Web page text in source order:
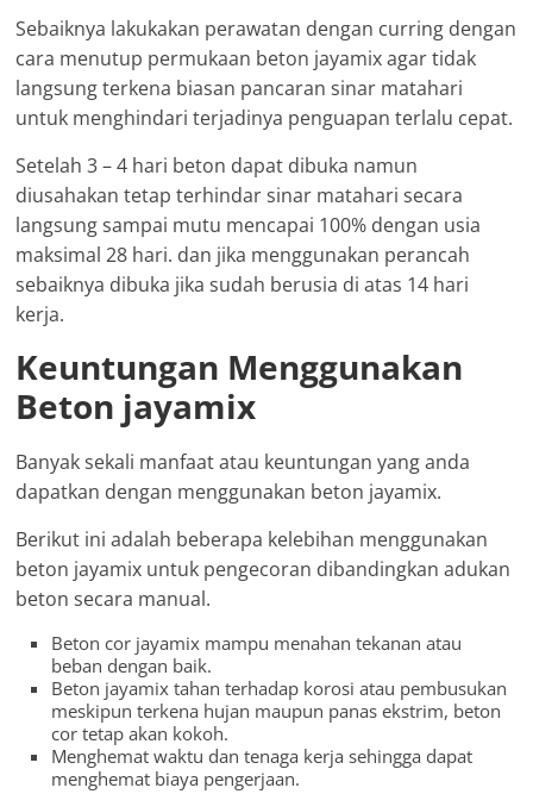
Sebaiknya lakukakan perawatan dengan curring dengan
cara menutup permukaan beton jayamix agar tidak
langsung terkena biasan pancaran sinar matahari
untuk menghindari terjadinya penguapan terlalu cepat.
Setelah 3 – 4 hari beton dapat dibuka namun
diusahakan tetap terhindar sinar matahari secara
langsung sampai mutu mencapai 100% dengan usia
maksimal 28 hari. dan jika menggunakan perancah
sebaiknya dibuka jika sudah berusia di atas 14 hari
kerja.
Keuntungan Menggunakan
Beton jayamix
Banyak sekali manfaat atau keuntungan yang anda
dapatkan dengan menggunakan beton jayamix.
Berikut ini adalah beberapa kelebihan menggunakan
beton jayamix untuk pengecoran dibandingkan adukan
beton secara manual.
Beton cor jayamix mampu menahan tekanan atau
beban dengan baik.
Beton jayamix tahan terhadap korosi atau pembusukan
meskipun terkena hujan maupun panas ekstrim, beton
cor tetap akan kokoh.
Menghemat waktu dan tenaga kerja sehingga dapat
menghemat biaya pengerjaan.